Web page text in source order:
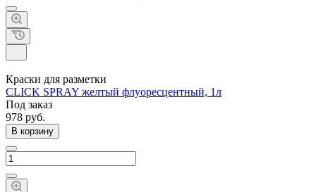
Краски для разметки
CLICK SPRAY желтый флуоресцентный, 1л
Под заказ
978 руб.
В корзину